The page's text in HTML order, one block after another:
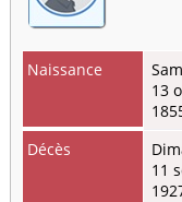
Naissance
13
Décès
11